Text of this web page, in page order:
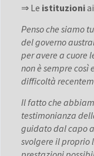
⇒ Le istituzioni
Penso che siamo
del governo
per avere a cuore
non è sempre
difficoltà
Il fatto che
testimonianza
guidato dal capo
svolgere il proprio